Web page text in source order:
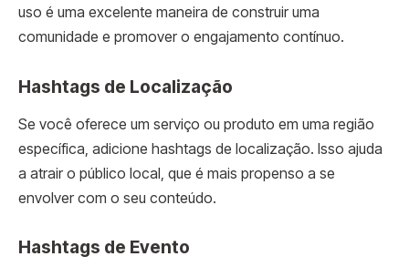
uso é uma excelente maneira de construir uma
comunidade e promover o engajamento contínuo.
Hashtags de Localização
Se você oferece um serviço ou produto em uma região
específica, adicione hashtags de localização. Isso ajuda
a atrair o público local, que é mais propenso a se
envolver com o seu conteúdo.
Hashtags de Evento